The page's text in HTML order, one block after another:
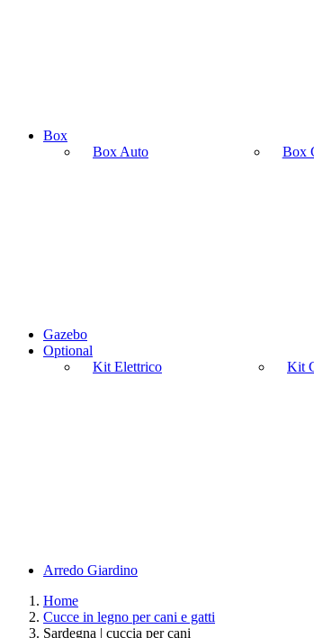
Box
Box Auto
Box
Gazebo
Optional
Kit Elettrico
Kit
Arredo Giardino
Home
Cucce in legno per cani e gatti
Sardegna | cuccia per cani